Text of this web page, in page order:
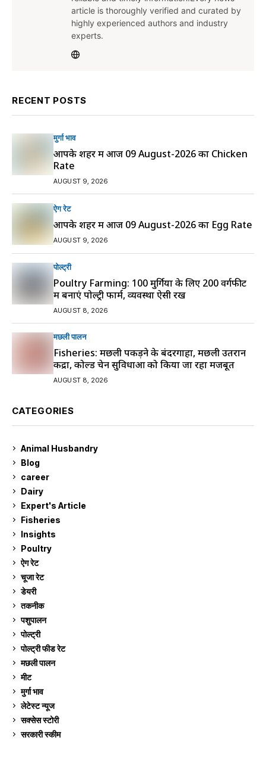
article is thoroughly verified and curated by
highly experienced authors and industry
experts.
RECENT POSTS
मुर्गा भाव
आपके शहर में आज 09 August-2026 का Chicken
Rate
AUGUST 9, 2026
ऐग रेट
आपके शहर में आज 09 August-2026 का Egg Rate
AUGUST 9, 2026
पोल्ट्री
Poultry Farming: 100 मुर्गियों के लिए 200 वर्गफीट
में बनाएं पोल्ट्री फार्म, व्यवस्था ऐसी रखें
AUGUST 8, 2026
मछली पालन
Fisheries: मछली पकड़ने के बंदरगाहों, मछली उतरान
केंद्रों, कोल्ड चेन सुविधाओं को किया जा रहा मजबूत
AUGUST 8, 2026
CATEGORIES
Animal Husbandry
Blog
career
Dairy
Expert's Article
Fisheries
Insights
Poultry
ऐग रेट
चूजा रेट
डेयरी
तकनीक
पशुपालन
पोल्ट्री
पोल्ट्री फीड रेट
मछली पालन
मीट
मुर्गा भाव
लेटेस्ट न्यूज
सक्सेस स्टो‍री
सरकारी स्की‍म